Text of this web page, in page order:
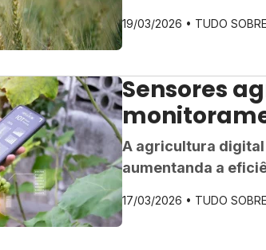
19/03/2026 • TUDO
Sensores
A agricultura digital
aumentanda a
17/03/2026 • TUDO